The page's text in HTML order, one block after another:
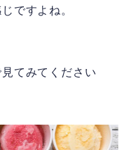
ですよね。
てみてください